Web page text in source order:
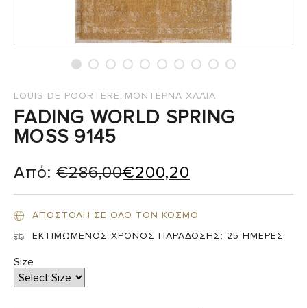
LOUIS DE POORTERE, ΜΟΝΤΕΡΝΑ ΧΑΛΙΑ
FADING WORLD SPRING
MOSS 9145
Από: €286,00€200,20
ΑΠΟΣΤΟΛΗ ΣΕ ΟΛΟ ΤΟΝ ΚΟΣΜΟ
ΕΚΤΙΜΩΜΕΝΟΣ ΧΡΟΝΟΣ ΠΑΡΑΔΟΣΗΣ: 25 ΗΜΕΡΕΣ
Size